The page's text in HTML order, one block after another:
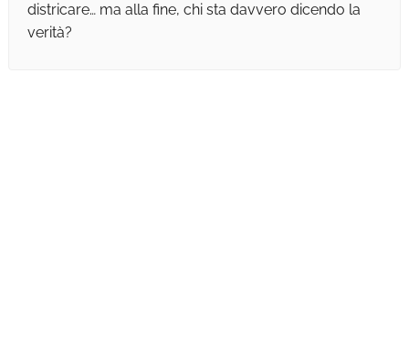
districare… ma alla fine, chi sta davvero dicendo la
verità?